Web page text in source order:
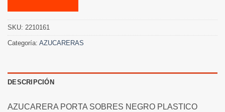
SKU: 2210161
Categoría: AZUCARERAS
DESCRIPCIÓN
AZUCARERA PORTA SOBRES NEGRO PLASTICO